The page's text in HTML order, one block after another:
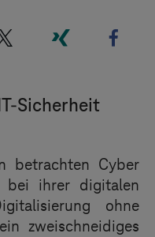
"Xing"
Sicherheit
betrachten Cyber
bei ihrer digitalen
ohne
zweischneidiges